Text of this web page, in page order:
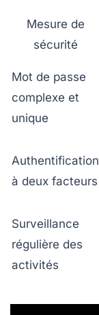
Mesure de
sécurité
Mot de passe
complexe et
unique
Authentification
à deux facteurs
Surveillance
régulière des
activités